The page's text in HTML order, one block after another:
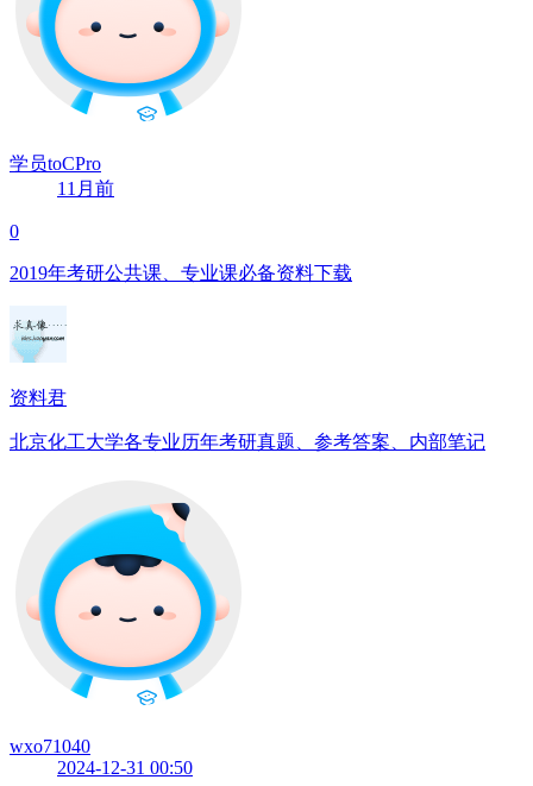
学员toCPro
11月前
0
2019年考研公共课、专业课必备资料下载
资料君
北京化工大学各专业历年考研真题、参考答案、内部笔记
wxo71040
2024-12-31 00:50